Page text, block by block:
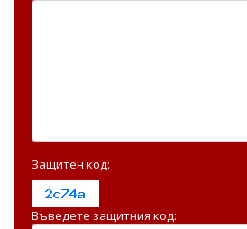
Защитен код:
Въведете защитния код: